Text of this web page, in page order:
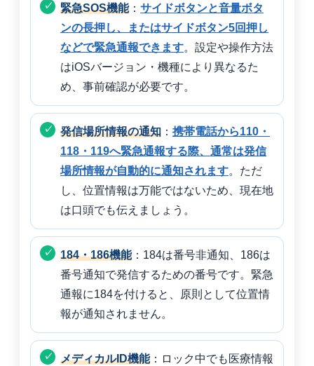
緊急SOS機能： サイドボタンと音量ボタ
ンの長押し、またはサイドボタン5回押し
などで緊急通報できます。設定や操作方法
はiOSバージョン・機種により異なるた
め、事前確認が必要です。
発信場所情報の通知 ： 携帯電話から110・
118・119へ緊急通報する際、通常は発信
場所情報が自動的に通知されます。ただ
し、位置情報は万能ではないため、現在地
は口頭でも伝えましょう。
184・186機能：184は番号非通知、186は
番号通知で発信するための番号です。緊急
通報に184を付けると、原則として位置情
報が通知されません。
メディカルID機能：ロック中でも医療情報